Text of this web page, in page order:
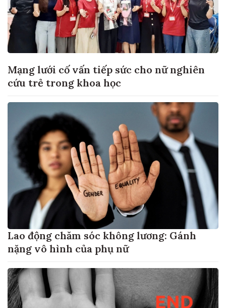
Mạng lưới cố vấn tiếp sức cho nữ nghiên
cứu trẻ trong khoa học
Lao động chăm sóc không lương: Gánh
nặng vô hình của phụ nữ